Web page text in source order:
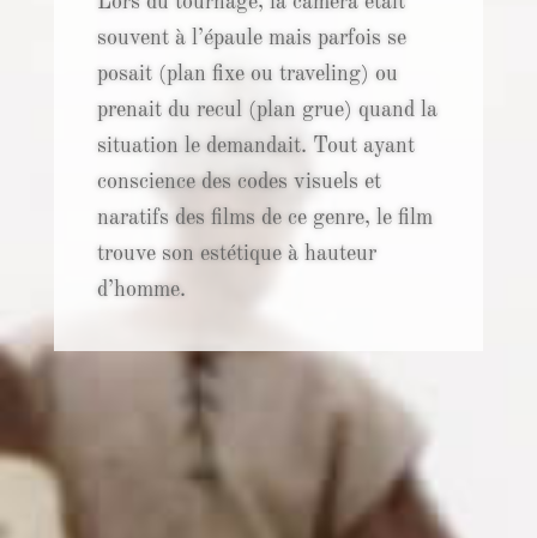
souvent à l’épaule mais parfois se
posait (plan fixe ou traveling) ou
prenait du recul (plan grue) quand la
situation le demandait. Tout ayant
conscience des codes visuels et
naratifs des films de ce genre, le film
trouve son estétique à hauteur
d’homme.